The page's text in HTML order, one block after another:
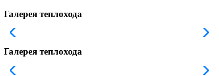
Галерея теплохода
Галерея теплохода